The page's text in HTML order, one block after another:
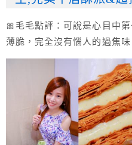
🎀毛毛點評：可說是心目中
薄脆，完全沒有惱人的過焦味